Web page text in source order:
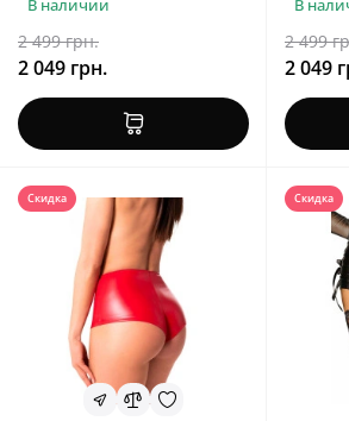
В наличии
2 499 грн.
2 049 грн.
В
2 499
2 049
Скидка Скидка